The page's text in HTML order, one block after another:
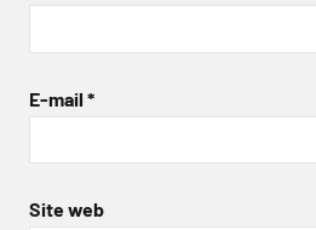
E-mail *
Site web